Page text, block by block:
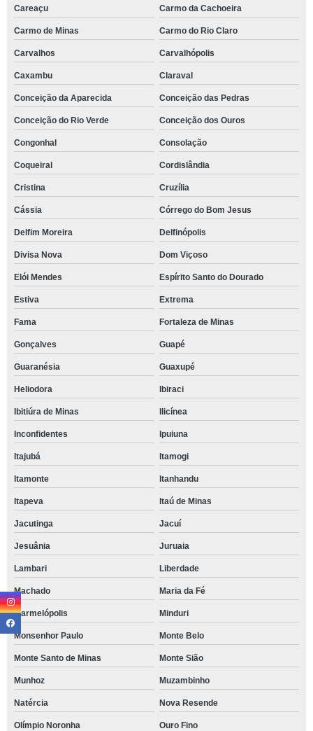
Careaçu Carmo da Cachoeira
Carmo de Minas Carmo do Rio Claro
Carvalhos Carvalhópolis
Caxambu Claraval
Conceição da Aparecida Conceição das Pedras
Conceição do Rio Verde Conceição dos Ouros
Congonhal Consolação
Coqueiral Cordislândia
Cristina Cruzília
Cássia Córrego do Bom Jesus
Delfim Moreira Delfinópolis
Divisa Nova Dom Viçoso
Elói Mendes Espírito Santo do Dourado
Estiva Extrema
Fama Fortaleza de Minas
Gonçalves Guapé
Guaranésia Guaxupé
Heliodora Ibiraci
Ibitiúra de Minas Ilicínea
Inconfidentes Ipuiuna
Itajubá Itamogi
Itamonte Itanhandu
Itapeva Itaú de Minas
Jacutinga Jacuí
Jesuânia Juruaia
Lambari Liberdade
Machado Maria da Fé
Marmelópolis Minduri
Monsenhor Paulo Monte Belo
Monte Santo de Minas Monte Sião
Munhoz Muzambinho
Natércia Nova Resende
Olímpio Noronha Ouro Fino